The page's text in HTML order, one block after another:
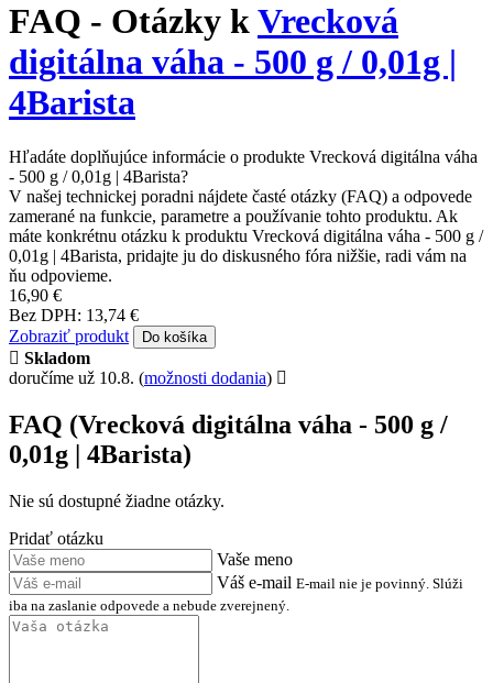
FAQ - Otázky kVrecková
digitálna váha - 500 g / 0,01g |
4Barista
Hľadáte doplňujúce informácie o produkte Vrecková digitálna váha
- 500 g / 0,01g | 4Barista?
V našej technickej poradni nájdete časté otázky (FAQ) a odpovede
zamerané na funkcie, parametre a používanie tohto produktu. Ak
máte konkrétnu otázku k produktu Vrecková digitálna váha - 500 g /
0,01g | 4Barista, pridajte ju do diskusného fóra nižšie, radi vám na
ňu odpovieme.
16,90 €
Bez DPH: 13,74 €
Zobraziť produkt
Do košíka
Skladom
doručíme už 10.8. (možnosti dodania)
FAQ (Vrecková digitálna váha - 500 g /
0,01g | 4Barista)
Nie sú dostupné žiadne otázky.
Pridať otázku
Vaše meno
Váš e-mail E-mail nie je povinný. Slúži
iba na zaslanie odpovede a nebude zverejnený.